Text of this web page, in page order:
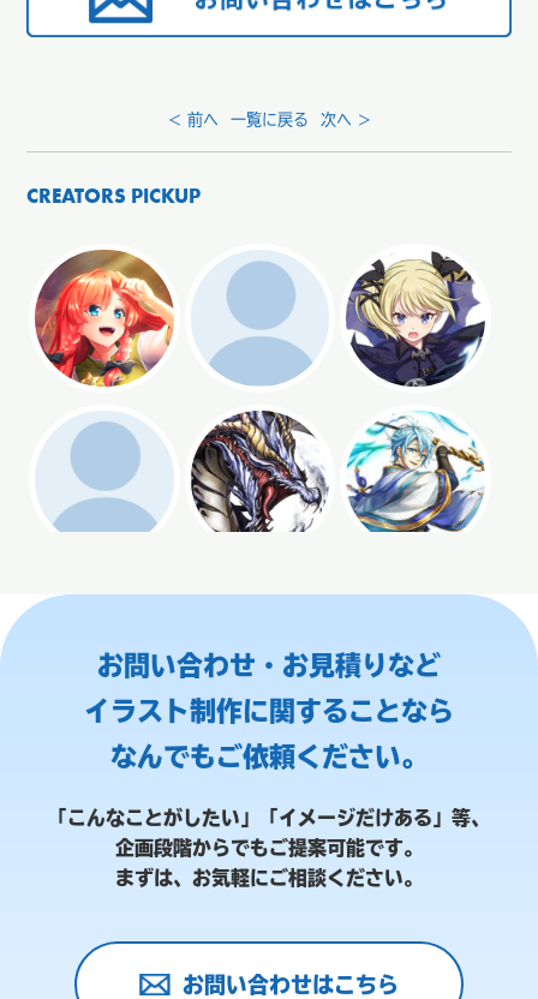
< 前へ 一覧に戻る 次へ >
CREATORS PICKUP
お問い合わせ・お見積りなど
イラスト制作に関することなら
なんでもご依頼ください。
「こんなことがしたい」「イメージだけある」等、
企画段階からでもご提案可能です。
まずは、お気軽にご相談ください。
お問い合わせはこちら